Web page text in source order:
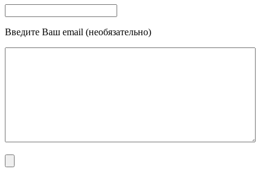
Введите Ваш email (необязательно)